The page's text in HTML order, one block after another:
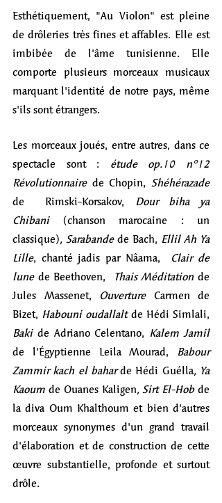
Esthétiquement, "Au Violon" est pleine
de drôleries très fines et affables. Elle est
imbibée de l'âme tunisienne. Elle
comporte plusieurs morceaux musicaux
marquant l'identité de notre pays, même
s'ils sont étrangers.
Les morceaux joués, entre autres, dans ce
spectacle sont : étude op.10 n°12
Révolutionnaire de Chopin, Shéhérazade
de  Rimski-Korsakov, Dour biha ya
Chibani (chanson marocaine : un
classique), Sarabande de Bach, Ellil Ah Ya
Lille, chanté jadis par Nâama, Clair de
lune de Beethoven, Thais Méditation de
Jules Massenet, Ouverture Carmen de
Bizet, Habouni oudallalt
Baki de Adriano Celentano,
Kalem Jamil
de l'Égyptienne Leila Mourad, Babour
Zammir kach el bahar de Hédi Guélla, Ya
Kaoum de Ouanes Kaligen, Sirt El-Hob de
la diva Oum Khalthoum et bien d'autres
morceaux synonymes d'un grand travail
d'élaboration et de construction de cette
œuvre substantielle, profonde et surtout
drôle.